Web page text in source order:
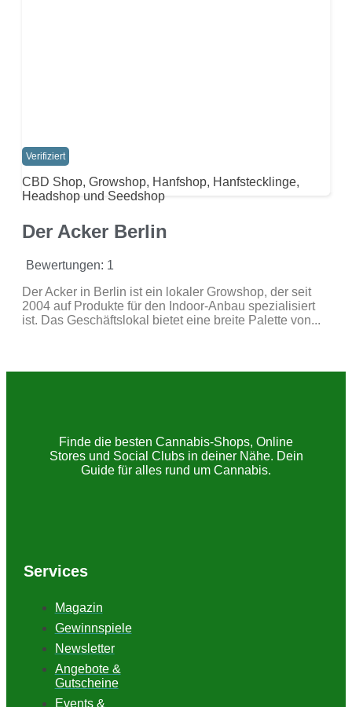
Verifiziert
CBD Shop, Growshop, Hanfshop, Hanfstecklinge,
Headshop und Seedshop
Der Acker Berlin
Bewertungen: 1
Der Acker in Berlin ist ein lokaler Growshop, der seit
2004 auf Produkte für den Indoor-Anbau spezialisiert
ist. Das Geschäftslokal bietet eine breite Palette von...
Finde die besten Cannabis-Shops, Online
Stores und Social Clubs in deiner Nähe. Dein
Guide für alles rund um Cannabis.
Services
Magazin
Gewinnspiele
Newsletter
Angebote &
Gutscheine
Events &